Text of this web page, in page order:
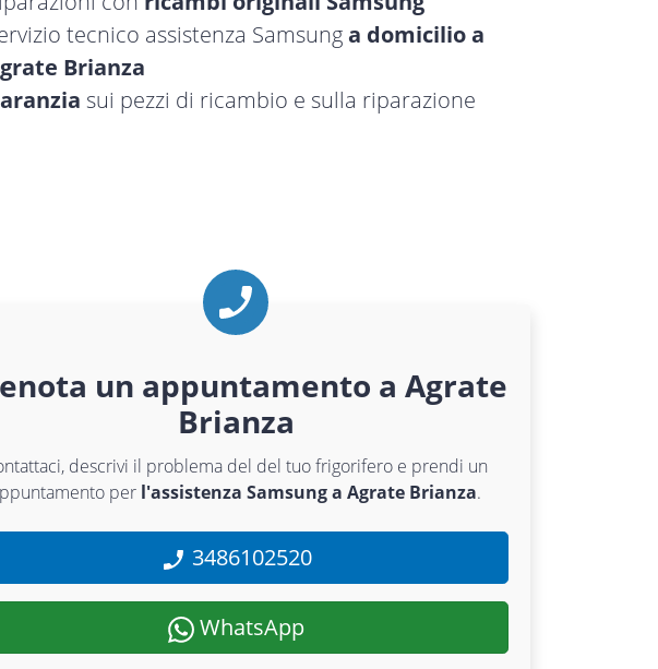
tecnico assistenza Samsunga domicilio a
Brianza
sui pezzi di ricambio e sulla riparazione
un appuntamento a Agrate
Brianza
descrivi il problema del del tuo frigorifero e prendi un
per l'assistenza Samsung a Agrate Brianza.
3486102520
WhatsApp